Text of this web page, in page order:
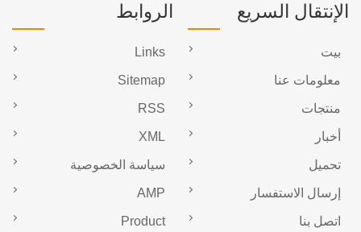
الإنتقال السريع
بيت
معلومات عنا
منتجات
أخبار
تحميل
إرسال الاستفسار
اتصل بنا
الروابط
Links
Sitemap
RSS
XML
سياسة الخصوصية
AMP
Product